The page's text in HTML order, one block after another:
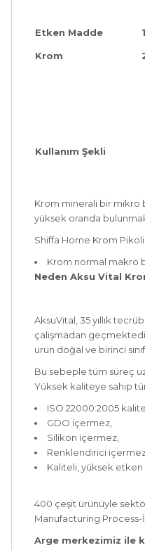
Etken Madde
Krom
Kullanım Şekli
Krom minerali bir mikro
yüksek oranda
Shiffa Home Krom
Krom normal makro
Neden Aksu Vital
AksuVital, 35 yıllık
çalışmadan
ürün doğal ve birinci
Bu sebeple tüm süreç
Yüksek kaliteye sahip
ISO 22000:2005
GDO içermez,
Silikon içermez,
Renklendirici
Kaliteli, yüksek etken
400 çeşit ürünüyle
Manufacturing Process-
Arge merkezimiz ile